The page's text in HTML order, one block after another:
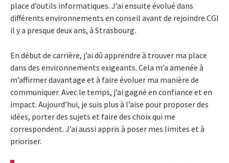
place d’outils informatiques. J’ai ensuite évolué dans
différents environnements en conseil avant de rejoindre CGI
il y a presque deux ans, à Strasbourg.
En début de carrière, j’ai dû apprendre à trouver ma place
dans des environnements exigeants. Cela m’a amenée à
m’affirmer davantage et à faire évoluer ma manière de
communiquer. Avec le temps, j’ai gagné en confiance et en
impact. Aujourd’hui, je suis plus à l’aise pour proposer des
idées, porter des sujets et faire des choix qui me
correspondent. J’ai aussi appris à poser mes limites et à
prioriser.